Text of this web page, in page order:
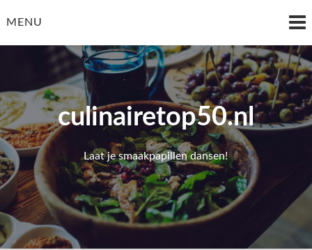
toMENU
culinairetop50.nl
Laat je smaakpapillen dansen!